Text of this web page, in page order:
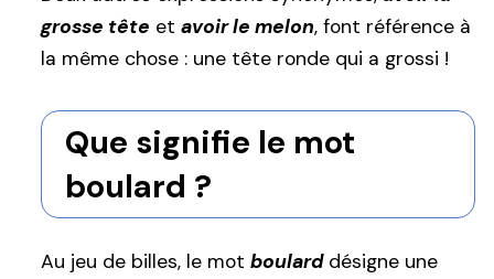
grosse tête et avoir le melon, font référence à
la même chose : une tête ronde qui a grossi !
Que signifie le mot
boulard ?
Au jeu de billes, le mot boularddésigne une